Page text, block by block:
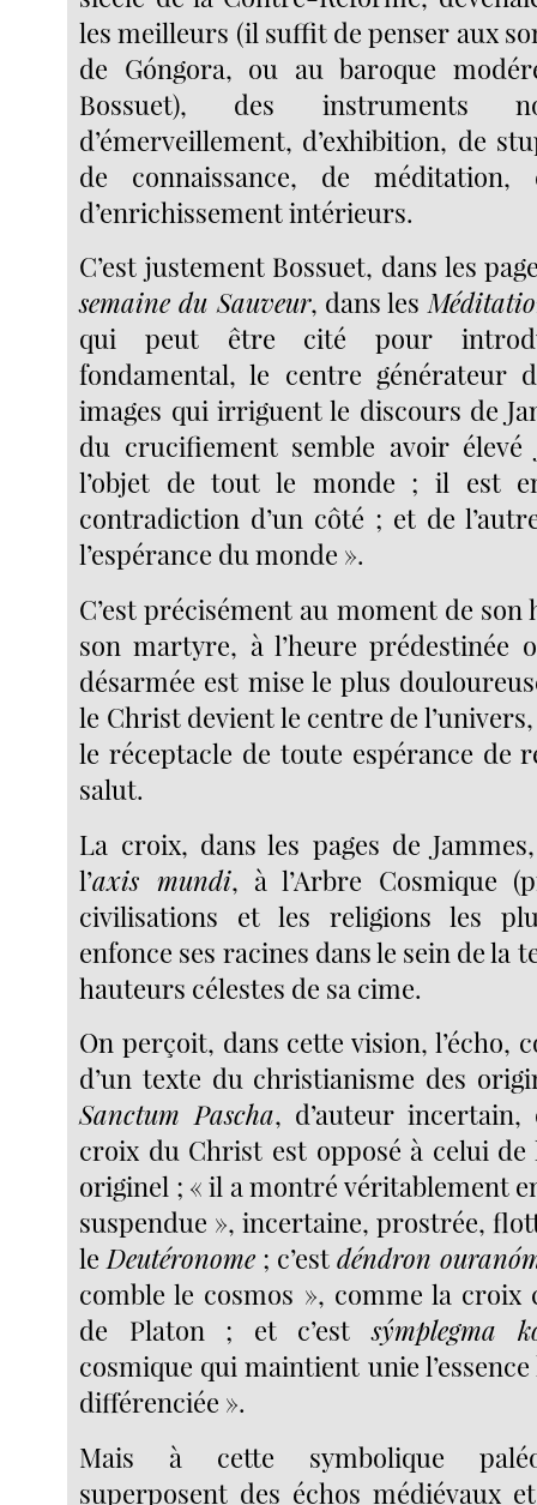
les meilleurs (il suffit de penser aux
de Góngora, ou au baroque
Bossuet), des instruments
d’émerveillement, d’exhibition, de
de connaissance, de méditation,
d’enrichissement intérieurs.
C’est justement Bossuet, dans les
semaine du Sauveur, dans les
qui peut être cité pour
fondamental, le centre générateur
images qui irriguent le discours de
du crucifiement semble avoir élevé
l’objet de tout le monde ; il est
contradiction d’un côté ; et de
l’espérance du monde ».
C’est précisément au moment de
son martyre, à l’heure prédestinée
désarmée est mise le plus
le Christ devient le centre de l’univers,
le réceptacle de toute espérance de
salut.
La croix, dans les pages de
l’axis mundi, à l’Arbre Cosmique
civilisations et les religions les
enfonce ses racines dans le sein de la
hauteurs célestes de sa cime.
On perçoit, dans cette vision, l’écho,
d’un texte du christianisme des
Sanctum Pascha, d’auteur
croix du Christ est opposé à celui de
originel ; « il a montré véritablement
suspendue », incertaine, prostrée,
leDeutéronome ; c’estdéndron
comble le cosmos », comme la
de Platon ; et c’estsýmplegma
cosmique qui maintient unie
différenciée ».
Mais à cette symbolique
superposent des échos médiévaux